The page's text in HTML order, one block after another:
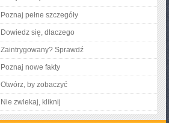
Poznaj pełne szczegóły
Dowiedz się, dlaczego
Zaintrygowany? Sprawdź
Poznaj nowe fakty
Otwórz, by zobaczyć
Nie zwlekaj, kliknij